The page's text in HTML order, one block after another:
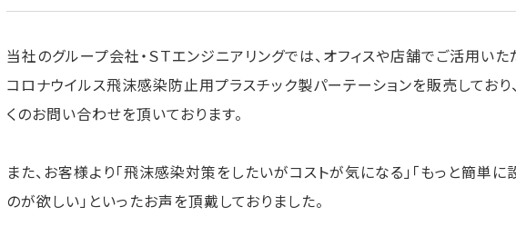
当社のグループ会社・ＳＴエンジニアリングでは、オフィスや店舗でご活用い
コロナウイルス飛沫感染防止用プラスチック製パーテーションを販売しており
くのお問い合わせを頂いております。
また、お客様より「飛沫感染対策をしたいがコストが気になる」「もっと簡単に
のが欲しい」といったお声を頂戴しておりました。